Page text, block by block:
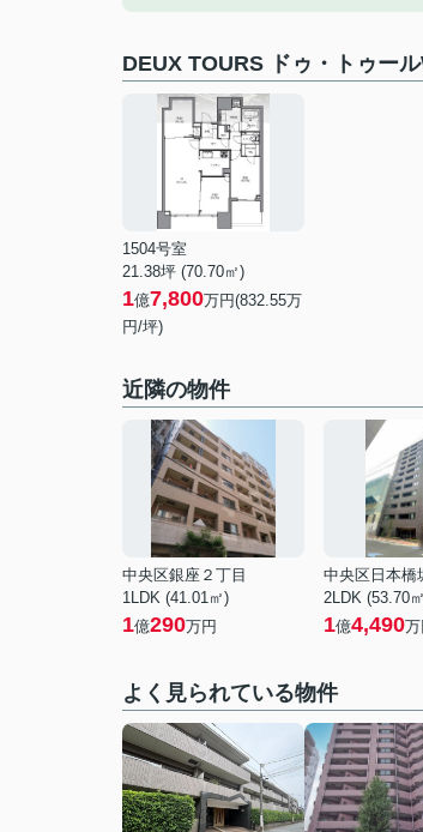
DEUX TOURS ドゥ・トゥー
1504号室
21.38坪 (70.70㎡)
1億7,800万円(832.55万
円/坪)
近隣の物件
中央区銀座２丁目
1LDK (41.01㎡)
1億290万円
2LDK (53.70
1億4,490万
よく見られている物件